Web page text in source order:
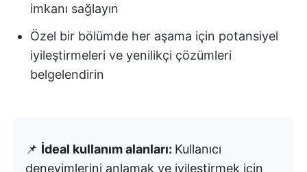
imkanı sağlayın
Özel bir bölümde her aşama için potansiyel
iyileştirmeleri ve yenilikçi çözümleri
belgelendirin
📌 İdeal kullanım alanları: Kullanıcı
deneyimlerini anlamak ve iyileştirmek için